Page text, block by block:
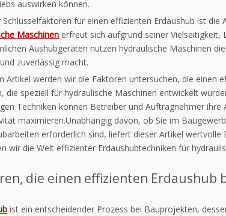
auswirken können.
Schlüsselfaktoren für einen effizienten Erdaushub ist
Maschinen erfreut sich aufgrund seiner
Aushubgeräten nutzen hydraulische Maschinen
zuverlässig macht.
Artikel werden wir die Faktoren untersuchen, die einen
die speziell für hydraulische Maschinen entwickelt
Techniken können Betreiber und Auftragnehmer
maximieren.Unabhängig davon, ob Sie im
erforderlich sind, liefert dieser Artikel
wir die Welt effizienter Erdaushubtechniken für
die einen effizienten Erdaushub
ist ein entscheidender Prozess bei Bauprojekten,